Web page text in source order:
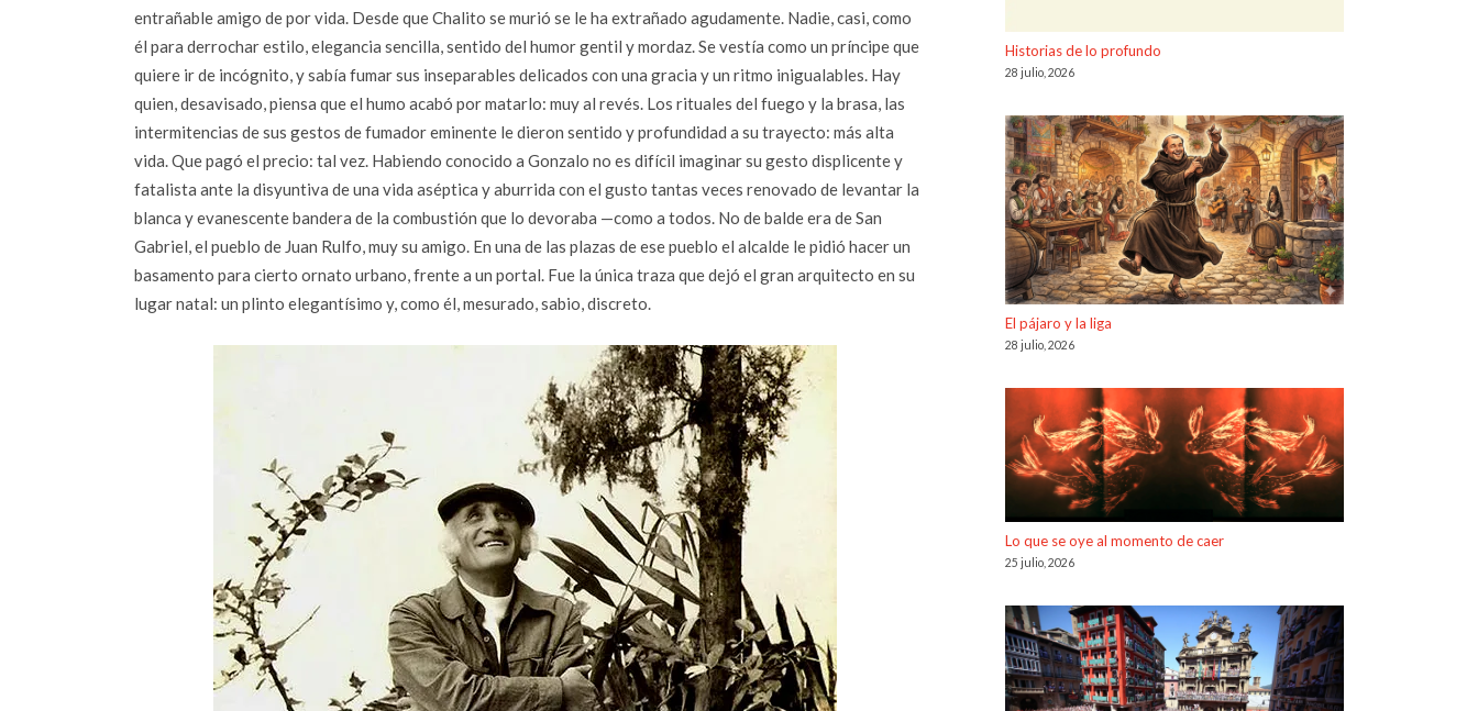
entrañable amigo de por vida. Desde que Chalito se murió se le ha extrañado agudamente. Nadie, casi, como
él para derrochar estilo, elegancia sencilla, sentido del humor gentil y mordaz. Se vestía como un príncipe que
quiere ir de incógnito, y sabía fumar sus inseparables delicados con una gracia y un ritmo inigualables. Hay
quien, desavisado, piensa que el humo acabó por matarlo: muy al revés. Los rituales del fuego y la brasa, las
intermitencias de sus gestos de fumador eminente le dieron sentido y profundidad a su trayecto: más alta
vida. Que pagó el precio: tal vez. Habiendo conocido a Gonzalo no es difícil imaginar su gesto displicente y
fatalista ante la disyuntiva de una vida aséptica y aburrida con el gusto tantas veces renovado de levantar la
blanca y evanescente bandera de la combustión que lo devoraba —como a todos. No de balde era de San
Gabriel, el pueblo de Juan Rulfo, muy su amigo. En una de las plazas de ese pueblo el alcalde le pidió hacer un
basamento para cierto ornato urbano, frente a un portal. Fue la única traza que dejó el gran arquitecto en su
lugar natal: un plinto elegantísimo y, como él, mesurado, sabio, discreto.
Historias de lo profundo
28 julio, 2026
El pájaro y la liga
28 julio, 2026
Lo que se oye al momento de caer
25 julio, 2026